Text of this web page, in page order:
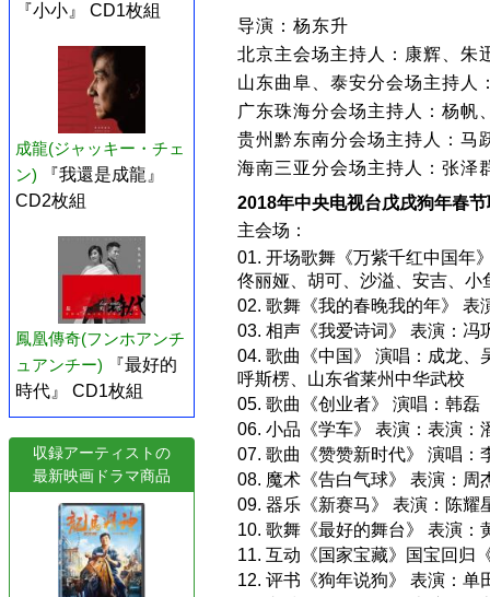
『小小』 CD1枚組
成龍(ジャッキー・チェ
ン)
『我還是成龍』
CD2枚組
鳳凰傳奇(フンホアンチ
ュアンチー)
『最好的
時代』 CD1枚組
収録アーティストの
最新映画ドラマ商品
导演：杨东升
北京主会场主持人：康辉、朱
山东曲阜、泰安分会场主持人
广东珠海分会场主持人：杨帆
贵州黔东南分会场主持人：马
海南三亚分会场主持人：张泽
2018年中央电视台戊戌狗年春
主会场：
01. 开场歌舞《万紫千红中国年
佟丽娅、胡可、沙溢、安吉、小
02. 歌舞《我的春晚我的年》 表
03. 相声《我爱诗词》 表演：冯
04. 歌曲《中国》 演唱：成龙、
呼斯楞、山东省莱州中华武校
05. 歌曲《创业者》 演唱：韩磊
06. 小品《学车》 表演：表演：
07. 歌曲《赞赞新时代》 演唱：
08. 魔术《告白气球》 表演：周
09. 器乐《新赛马》 表演：陈耀
10. 歌舞《最好的舞台》 表演：
11. 互动《国家宝藏》国宝回归
12. 评书《狗年说狗》 表演：单